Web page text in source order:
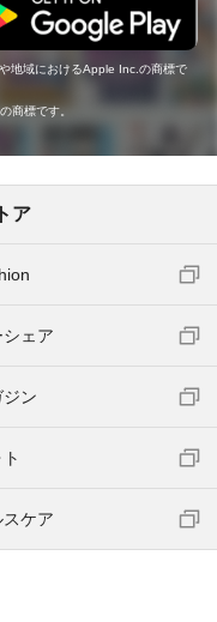
地域におけるApple Inc.の商標で
商標です。
ア
ェア
ン
ケア